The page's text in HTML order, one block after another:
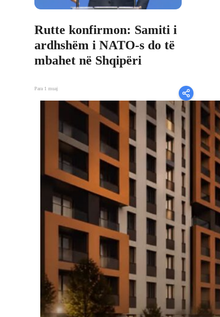
Rutte konfirmon: Samiti i
ardhshëm i NATO-s do të
mbahet në Shqipëri
Para 1 muaj